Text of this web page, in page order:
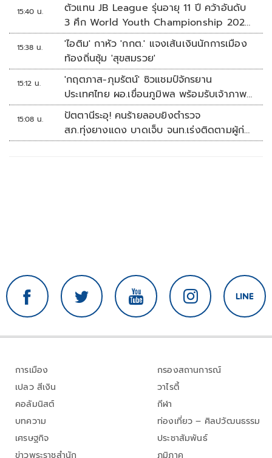
15:40 น.
ตัวแทน JB League รุ่นอายุ 11 ปี คว้าอันดับ
3 ศึก World Youth Championship 2026
ที่สิงคโปร์
15:38 น.
'ไอติม' กาหัว 'กกต.' แจงเส้นเงินนักการเมือง
ท้องถิ่นซุ้ม 'สุขสมรวย'
15:12 น.
'กฤตภาส-ภุมรัตน์' ซิวแชมป์จักรยาน
ประเทศไทย ผอ.เขื่อนภูมิพล พร้อมรับเจ้าภาพ
ต่อ ปี 2570
15:08 น.
ปัตตานีระอุ! คนร้ายลอบยิงตำรวจ
สภ.ทุ่งยางแดง บาดเจ็บ จนท.เร่งติดตามผู้ก่อ
เหตุ
การเมือง
เปลว สีเงิน
คอลัมนิสต์
บทความ
เศรษฐกิจ
ข่าวพระราชสำนัก
กรองสถานการณ์
วาไรตี้
กีฬา
ท่องเที่ยว – ศิลปวัฒนธรรม
ประชาสัมพันธ์
ภูมิภาค